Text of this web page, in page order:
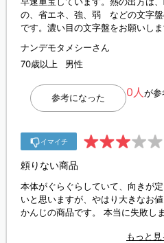
の、省エネ、強、弱 などの文字
です。濃い目の文字盤をお願いしま
ナンデモタメシーさん
70歳以上
男性
0人 が参
参考になった
イマイチ
頼りない商品
本体がぐらぐらしていて、向きが
いと思いますが、やはり大きなお
かんじの商品です。 本当に失敗し
もっと見